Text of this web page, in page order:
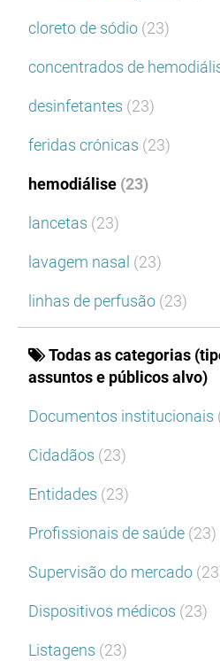
cloreto de sódio (23)
concentrados de
desinfetantes (23)
feridas crónicas (23)
hemodiálise (23)
lancetas (23)
lavagem nasal (23)
linhas de perfusão (23)
Todas as categorias
assuntos e públicos alvo)
Documentos institucionais
Cidadãos (23)
Entidades (23)
Profissionais de saúde (23)
Supervisão do mercado
Dispositivos médicos (23)
Listagens (23)